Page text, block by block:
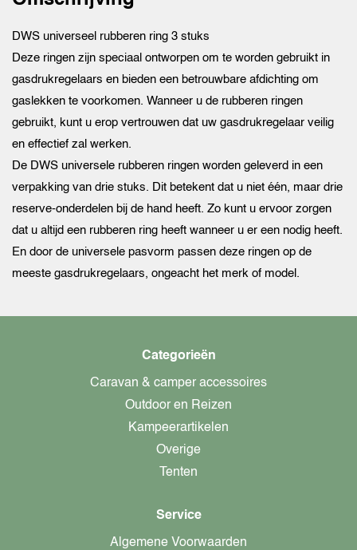
DWS universeel rubberen ring 3 stuks
Deze ringen zijn speciaal ontworpen om te worden gebruikt in
gasdrukregelaars en bieden een betrouwbare afdichting om
gaslekken te voorkomen. Wanneer u de rubberen ringen
gebruikt, kunt u erop vertrouwen dat uw gasdrukregelaar veilig
en effectief zal werken.
De DWS universele rubberen ringen worden geleverd in een
verpakking van drie stuks. Dit betekent dat u niet één, maar drie
reserve-onderdelen bij de hand heeft. Zo kunt u ervoor zorgen
dat u altijd een rubberen ring heeft wanneer u er een nodig heeft.
En door de universele pasvorm passen deze ringen op de
meeste gasdrukregelaars, ongeacht het merk of model.
Categorieën
Caravan & camper accessoires
Outdoor en Reizen
Kampeerartikelen
Overige
Tenten
Service
Algemene Voorwaarden